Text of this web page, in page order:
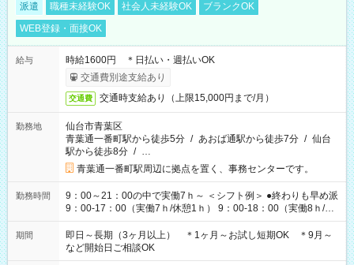
派遣 職種未経験OK 社会人未経験OK
ブランクOK
WEB登録・面接OK
給与
時給1600円 ＊日払い・週払いOK
交通費別途支給あり
交通費 交通時支給あり（上限15,000円まで/月）
勤務地
仙台市青葉区
青葉通一番町駅から徒歩5分 / あおば通駅から徒歩7分 / 仙台
駅から徒歩8分 / …
青葉通一番町駅周辺に拠点を置く、事務センターです。
勤務時間
9：00～21：00の中で実働7ｈ～ ＜シフト例＞ ●終わりも早め派
9：00-17：00（実働7ｈ/休憩1ｈ） 9：00-18：00（実働8ｈ/休
憩1ｈ） 10：00-19：00（実働8ｈ/休憩1ｈ） ●朝ゆっくり派
11：00-20：00（実働8ｈ/休憩1ｈ） 12：00-20：00（実働7ｈ/
休憩1ｈ） 12：00-21：00（実働8ｈ/休憩1ｈ） 13：00-22：
00（実働8ｈ/休憩1ｈ） ＊時間帯固定OK
期間
即日～長期（3ヶ月以上） ＊1ヶ月～お試し短期OK ＊9月～
など開始日ご相談OK